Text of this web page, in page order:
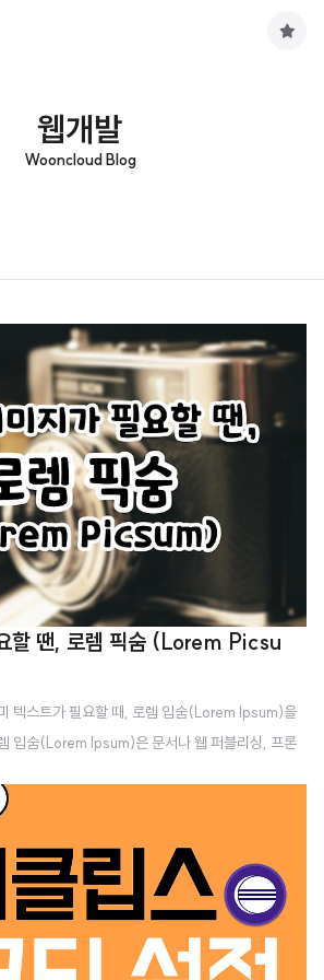
웹개발
Wooncloud Blog
할 땐, 로렘 픽숨 (Lorem Picsu
텍스트가 필요할 때, 로렘 입숨(Lorem Ipsum)을
입숨(Lorem Ipsum)은 문서나 웹 퍼블리싱, 프론
는 어떻게 할까요? 주로 저작권 없는 사진을 다운 받
받아서 사용하곤 합니다. 보통 'unsplash'나 'pixa
런데 이렇게 다운 받아서 사용하는 것은 귀찮지 않
사진 크기를 조정하는 작업이 필요하면 정말 귀찮아
Picsum) https://picsum.photos/ Lorem Picsu
구